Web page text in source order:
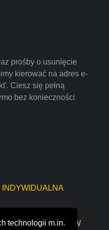
technologii m.in.
prośby o usunięcie
kierować na adres e-
Ciesz się pełną
bez konieczności
INDYWIDUALNA
ZABYTKÓW